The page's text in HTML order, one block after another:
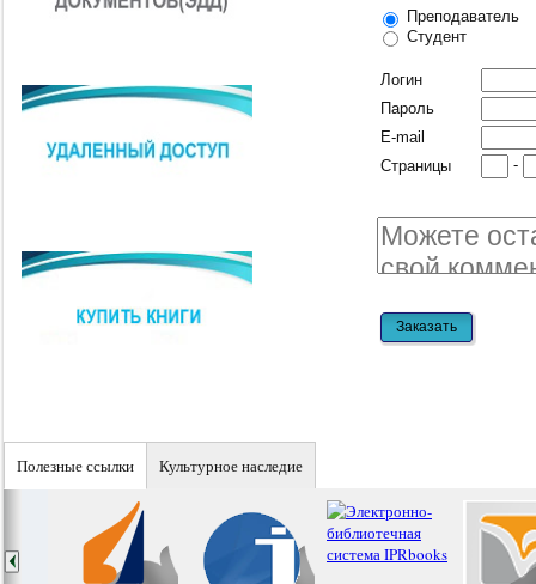
Преподаватель
Студент
Логин
Пароль
E-mail
Страницы
-
Полезные ссылки Культурное наследие